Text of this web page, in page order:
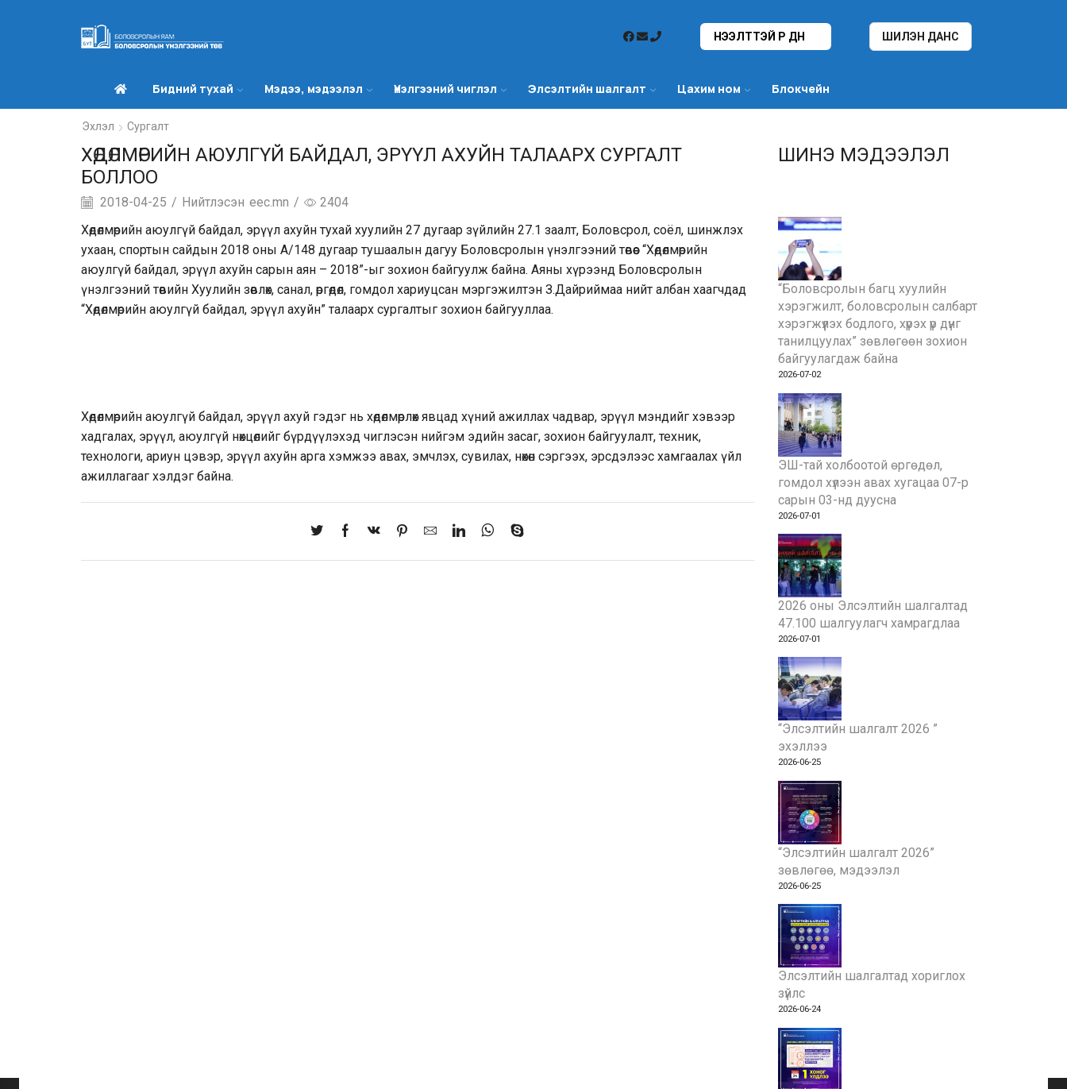
НЭЭЛТТЭЙ ҮР ДҮН ШИЛЭН ДАНС
Бидний тухай Мэдээ, мэдээлэл Үнэлгээний чиглэл Элсэлтийн шалгалт Цахим ном Блокчейн
Эхлэл Сургалт
ХӨДӨЛМӨРИЙН АЮУЛГҮЙ БАЙДАЛ, ЭРҮҮЛ АХУЙН ТАЛААРХ СУРГАЛТ
БОЛЛОО
2018-04-25 / Нийтлэсэн eec.mn /
2404
Хөдөлмөрийн аюулгүй байдал, эрүүл ахуйн тухай хуулийн 27 дугаар зүйлийн 27.1 заалт, Боловсрол, соёл, шинжлэх
ухаан, спортын сайдын 2018 оны А/148 дугаар тушаалын дагуу Боловсролын үнэлгээний төвөөс “Хөдөлмөрийн
аюулгүй байдал, эрүүл ахуйн сарын аян – 2018”-ыг зохион байгуулж байна. Аяны хүрээнд Боловсролын
үнэлгээний төвийн Хуулийн зөвлөх, санал, өргөдөл, гомдол хариуцсан мэргэжилтэн З.Дайриймаа нийт албан хаагчдад
“Хөдөлмөрийн аюулгүй байдал, эрүүл ахуйн” талаарх сургалтыг зохион байгууллаа.
Хөдөлмөрийн аюулгүй байдал, эрүүл ахуй гэдэг нь хөдөлмөрлөх явцад хүний ажиллах чадвар, эрүүл мэндийг хэвээр
хадгалах, эрүүл, аюулгүй нөхцөлийг бүрдүүлэхэд чиглэсэн нийгэм эдийн засаг, зохион байгуулалт, техник,
технологи, ариун цэвэр, эрүүл ахуйн арга хэмжээ авах, эмчлэх, сувилах, нөхөн сэргээх, эрсдэлээс хамгаалах үйл
ажиллагааг хэлдэг байна.
ШИНЭ МЭДЭЭЛЭЛ
“Боловсролын багц хуулийн
хэрэгжилт, боловсролын салбарт
хэрэгжүүлэх бодлого, хүрэх үр дүнг
танилцуулах” зөвлөгөөн зохион
байгуулагдаж байна
2026-07-02
ЭШ-тай холбоотой өргөдөл,
гомдол хүлээн авах хугацаа 07-р
сарын 03-нд дуусна
2026-07-01
2026 оны Элсэлтийн шалгалтад
47.100 шалгуулагч хамрагдлаа
2026-07-01
“Элсэлтийн шалгалт 2026 ”
эхэллээ
2026-06-25
“Элсэлтийн шалгалт 2026”
зөвлөгөө, мэдээлэл
2026-06-25
Элсэлтийн шалгалтад хориглох
зүйлс
2026-06-24